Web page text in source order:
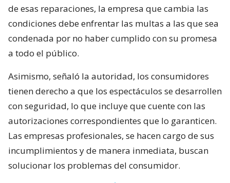
de esas reparaciones, la empresa que cambia las
condiciones debe enfrentar las multas a las que sea
condenada por no haber cumplido con su promesa
a todo el público.
Asimismo, señaló la autoridad, los consumidores
tienen derecho a que los espectáculos se desarrollen
con seguridad, lo que incluye que cuente con las
autorizaciones correspondientes que lo garanticen.
Las empresas profesionales, se hacen cargo de sus
incumplimientos y de manera inmediata, buscan
solucionar los problemas del consumidor.